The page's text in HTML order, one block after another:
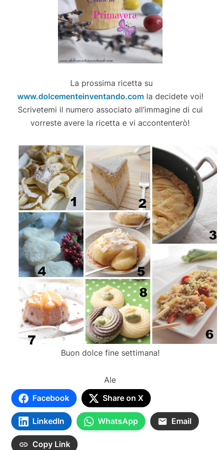
La prossima ricetta su
www.dolcementeinventando.comla decidete voi!
Scrivetemi il numero associato all’immagine di cui
vorreste avere la ricetta e vi accontenterò!
Buon dolce fine settimana!
Ale
Facebook
Share on X
LinkedIn WhatsApp Email
Copy Link